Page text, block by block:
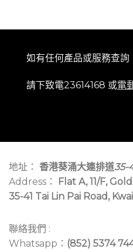
如有任何產品或服務查詢
請下致電23614168 或電
地址： 香港葵涌大連排道35-
Address：
Flat A, 11/F,
35-41 Tai Lin Pai Road,
聯絡我們 :
Whatsapp： (852) 5374